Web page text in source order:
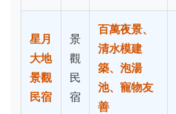
星月
大地
景觀
民宿
景
觀
民
宿
百萬夜景、
清水模建
築、泡湯
池、寵物友
善